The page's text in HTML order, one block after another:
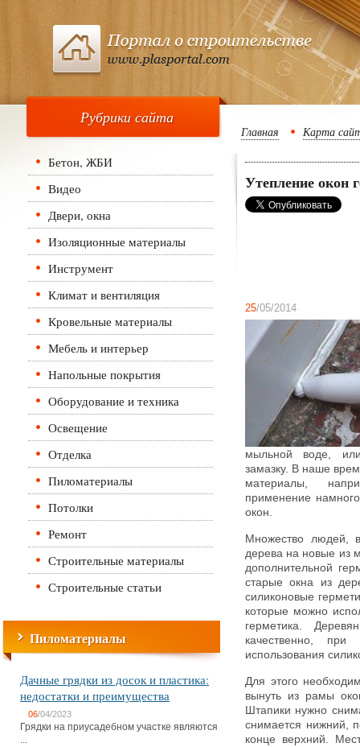
Рубрики сайта
Бетон, ЖБИ
Видео
Двери, окна
Изоляционные материалы
Инструмент
Климат и вентиляция
Кровельные материалы
Мебель и интерьер
Напольные покрытия
Оборудование и техника
Освещение
Отделка
Пиломатериалы
Потолки
Ремонт
Строительные материалы
Строительные статьи
Пиломатериалы
Дачные грядки из досок и пластика:
недостатки и преимущества
06/04/2023
Грядки на приусадебном участке являются
...
Главная Карта
Утепление окон
25/05/2014
мыльной воде,
замазку. В наше
материалы,
применение
окон.
Множество людей,
дерева на новые из
дополнительной
старые окна из
силиконовые
которые можно
герметика.
качественно,
использования
Для этого
вынуть из рамы
Штапики нужно
снимается нижний,
конце верхний.